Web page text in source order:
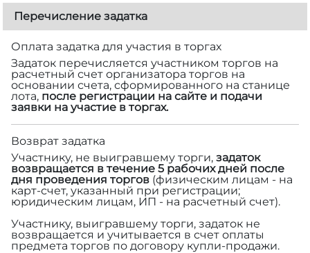
Перечисление задатка
Оплата задатка для участия в торгах
Задаток перечисляется участником торгов на
расчетный счет организатора торгов на
основании счета, сформированного на станице
лота, после регистрации на сайте и подачи
заявки на участие в торгах.
Возврат задатка
Участнику, не выигравшему торги, задаток
возвращается в течение 5 рабочих дней после
дня проведения торгов (физическим лицам - на
карт-счет, указанный при регистрации;
юридическим лицам, ИП - на расчетный счет).
Участнику, выигравшему торги, задаток не
возвращается и учитывается в счет оплаты
предмета торгов по договору купли-продажи.